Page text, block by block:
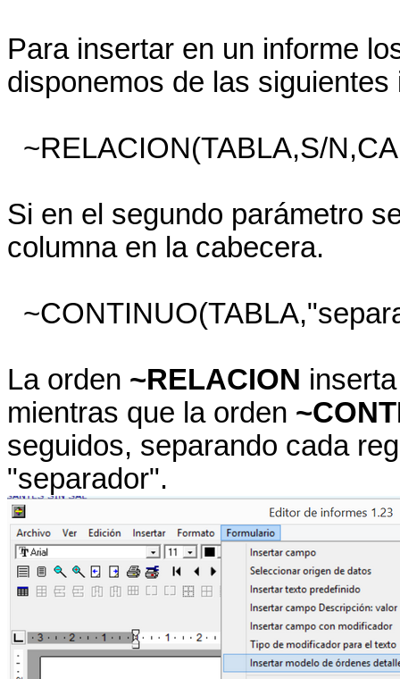
Para insertar en un informe
disponemos de las
~RELACION(TABLA,S/
Si en el segundo parámetro
columna en la cabecera.
La orden ~RELACION
mientras que la orden
seguidos, separando cada
"separador".